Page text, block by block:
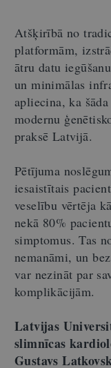
Atšķirībā no
platformām,
ātru datu
un minimālas
apliecina, ka
modernu
praksē Latvijā.
Pētījuma
iesaistītais
veselību vērtēja
nekā 80%
simptomus. Tas
nemanāmi, un
var nezināt par
komplikācijām.
Latvijas
slimnīcas
Gustavs